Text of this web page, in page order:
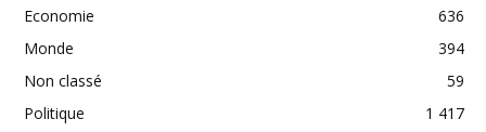
Economie
636
Monde
394
Non classé
59
Politique
1 417